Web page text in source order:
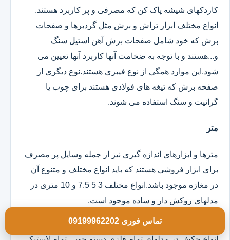
کاردکهای شیشه پاک کن که مصرفی و پر کاربرد هستند.
انواع مختلف ابزار تراش و برش مثل گردبرها و صفحات
برش که خود شامل صفحات برش آهن استیل سنگ
و...هستند و با توجه به ضخامت آنها کاربرد آنها تعیین می
شود.این موارد همگی از نوع فیبری هستند.نوع دیگری از
صفحه برش که تیغه های فولادی هستند برای چوب یا
گرانیت و سنگ استفاده می شوند.
متر
مترها و ابزارهای اندازه گیری نیز از جمله وسایل پر مصرف
برای ابزار فروشی هستند که باید انواع مختلف و متنوع آن
در مغازه موجود باشد.انواع مختلف 3 5 7.5 و 10 متری در
مدلهای روکش دار و ساده موجود است.
تماس فوری 09199962202